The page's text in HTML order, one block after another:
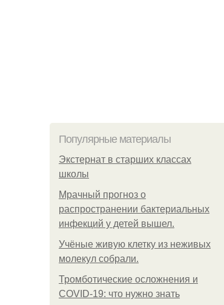
Популярные материалы
Экстернат в старших классах
школы
Мрачный прогноз о
распространении бактериальных
инфекций у детей вышел.
Учёные живую клетку из неживых
молекул собрали.
Тромботические осложнения и
COVID-19: что нужно знать